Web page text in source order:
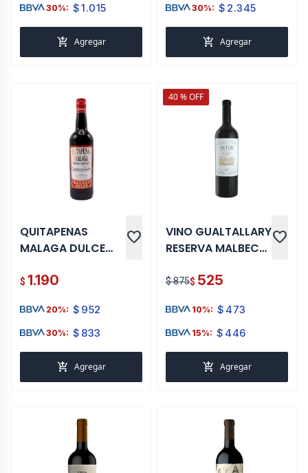
30%: $1.015
add_shopping_cart Agregar
30%: $ 2.345
add_shopping_cart Agregar
QUITAPENAS
MALAGA DULCE
favorite
$ 1.190
20%: $ 952
30%: $ 833
add_shopping_cart Agregar
40 % OFF
VINO GUALTALLARY
RESERVA MALBEC
favorite
$ 875$ 525
10%: $ 473
15%: $ 446
add_shopping_cart Agregar